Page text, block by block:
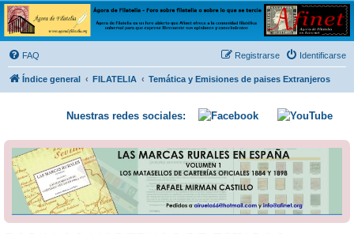
Ágora de Filatelia
Foro sobre filatelia o sobre lo que se tercie. Ágora de Filatelia es un foro abierto que Afinet
ofrece a la comunidad filatélica universal para que exprese libremente sus opiniones y
conocimientos
FAQ Identificarse
Registrarse
Índice general FILATELIA Temática y Emisiones de paises Extranjeros
Nuestras redes sociales: